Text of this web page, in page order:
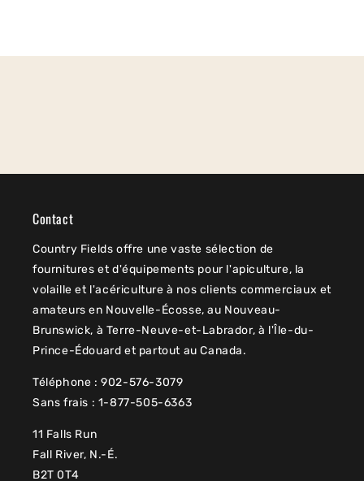
Contact
Country Fields offre une vaste sélection de
fournitures et d'équipements pour l'apiculture, la
volaille et l'acériculture à nos clients commerciaux et
amateurs en Nouvelle-Écosse, au Nouveau-
Brunswick, à Terre-Neuve-et-Labrador, à l'Île-du-
Prince-Édouard et partout au Canada.
Téléphone : 902-576-3079
Sans frais : 1-877-505-6363
11 Falls Run
Fall River, N.-É.
B2T 0T4